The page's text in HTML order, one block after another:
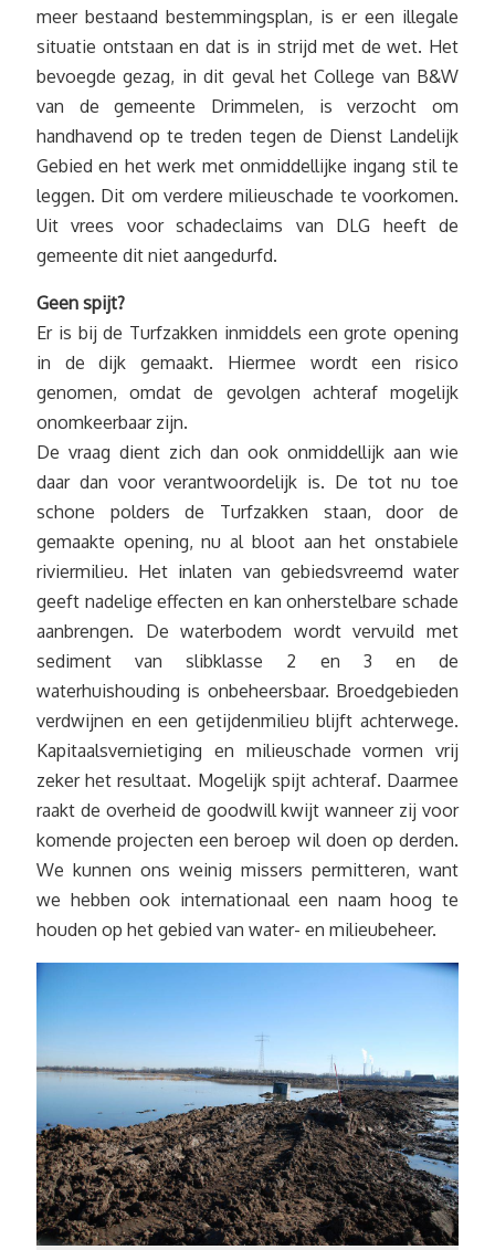
meer bestaand bestemmingsplan, is er een illegale
situatie ontstaan en dat is in strijd met de wet. Het
bevoegde gezag, in dit geval het College van B&W
van de gemeente Drimmelen, is verzocht om
handhavend op te treden tegen de Dienst Landelijk
Gebied en het werk met onmiddellijke ingang stil te
leggen. Dit om verdere milieuschade te voorkomen.
Uit vrees voor schadeclaims van DLG heeft de
gemeente dit niet aangedurfd.
Geen spijt?
Er is bij de Turfzakken inmiddels een grote opening
in de dijk gemaakt. Hiermee wordt een risico
genomen, omdat de gevolgen achteraf mogelijk
onomkeerbaar zijn.
De vraag dient zich dan ook onmiddellijk aan wie
daar dan voor verantwoordelijk is. De tot nu toe
schone polders de Turfzakken staan, door de
gemaakte opening, nu al bloot aan het onstabiele
riviermilieu. Het inlaten van gebiedsvreemd water
geeft nadelige effecten en kan onherstelbare schade
aanbrengen. De waterbodem wordt vervuild met
sediment van slibklasse 2 en 3 en de
waterhuishouding is onbeheersbaar. Broedgebieden
verdwijnen en een getijdenmilieu blijft achterwege.
Kapitaalsvernietiging en milieuschade vormen vrij
zeker het resultaat. Mogelijk spijt achteraf. Daarmee
raakt de overheid de goodwill kwijt wanneer zij voor
komende projecten een beroep wil doen op derden.
We kunnen ons weinig missers permitteren, want
we hebben ook internationaal een naam hoog te
houden op het gebied van water- en milieubeheer.